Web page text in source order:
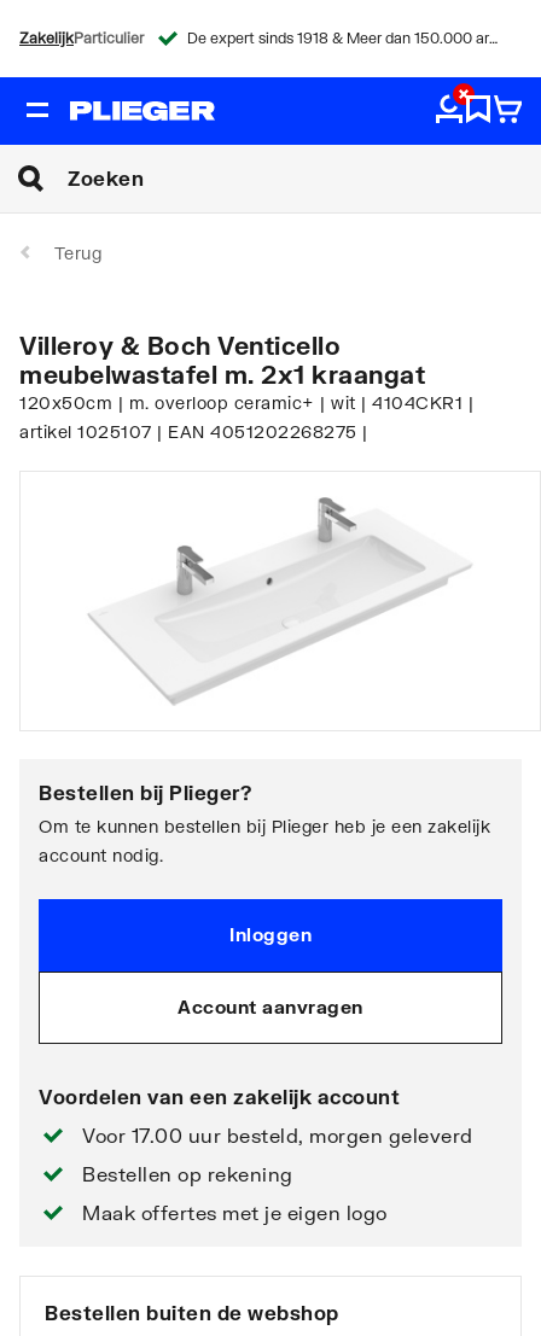
ZakelijkParticulier De expert sinds 1918 & Meer dan 150.000 artikelen
Terug
Villeroy & Boch Venticello
meubelwastafel m. 2x1 kraangat
120x50cm | m. overloop ceramic+ | wit | 4104CKR1 |
artikel 1025107 | EAN 4051202268275 |
Bestellen bij Plieger?
Om te kunnen bestellen bij Plieger heb je een zakelijk
account nodig.
Inloggen
Account aanvragen
Voordelen van een zakelijk account
Voor 17.00 uur besteld, morgen geleverd
Bestellen op rekening
Maak offertes met je eigen logo
Bestellen buiten de webshop